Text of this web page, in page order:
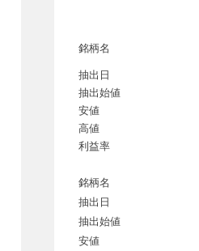
銘柄名
抽出日
抽出始値
安値
高値
利益率
銘柄名
抽出日
抽出始値
安値